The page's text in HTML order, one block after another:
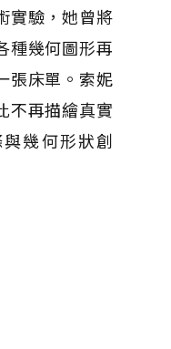
實驗，她曾將
種幾何圖形再
張床單。索妮
不再描繪真實
幾何形狀創